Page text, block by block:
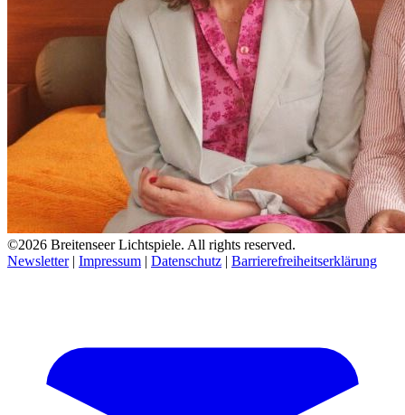
©2026 Breitenseer Lichtspiele. All rights reserved.
Newsletter| Impressum | Datenschutz | Barrierefreiheitserklärung